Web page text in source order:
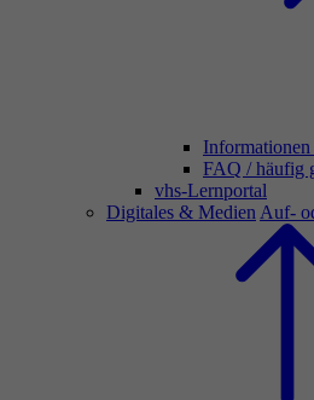
FAQ / häufig
vhs-Lernportal
Digitales & Medien Auf-